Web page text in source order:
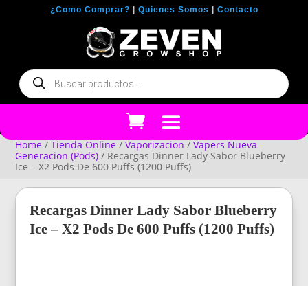
¿Como Comprar? Quienes Somos Contacto
Búsqueda
de
productos
Home /Tienda Online /Vaporizacion /Vapers Nueva
Generacion (Pods) / Recargas Dinner Lady Sabor Blueberry
Ice – X2 Pods De 600 Puffs (1200 Puffs)
Recargas Dinner Lady Sabor Blueberry
Ice – X2 Pods De 600 Puffs (1200 Puffs)